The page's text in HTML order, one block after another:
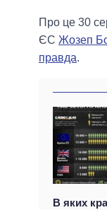
Про це 30
ЄС Жозеп
правда.
В яких